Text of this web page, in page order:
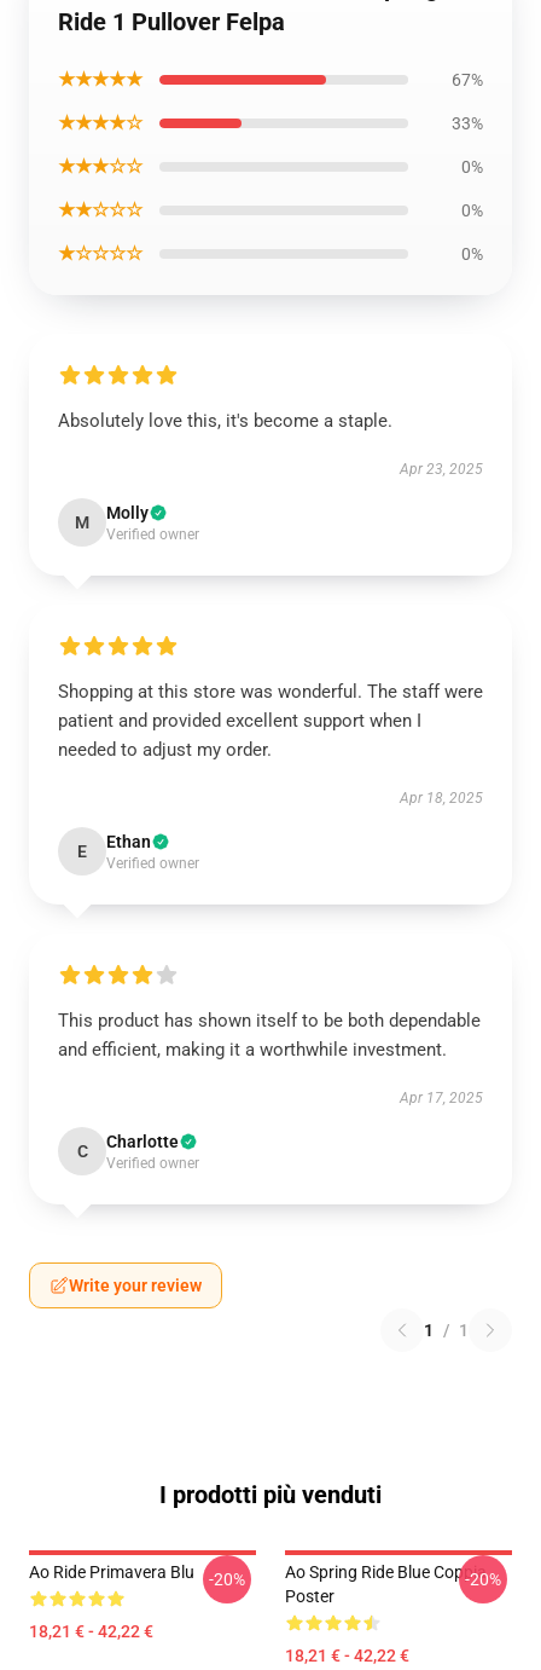
Ride 1 Pullover Felpa
★★★★★ 67%
★★★★☆ 33%
★★★☆☆ 0%
★★☆☆☆ 0%
★☆☆☆☆ 0%
Absolutely love this, it's become a staple.
Apr 23, 2025
M Molly
Verified owner
Shopping at this store was wonderful. The staff were
patient and provided excellent support when I
needed to adjust my order.
Apr 18, 2025
E Ethan
Verified owner
This product has shown itself to be both dependable
and efficient, making it a worthwhile investment.
Apr 17, 2025
C Charlotte
Verified owner
Write your review
1 / 1
I prodotti più venduti
Ao Ride Primavera Blu
18,21 € - 42,22 €
-20%
Ao Spring Ride Blue Coppia
Poster
18,21 € - 42,22 €
-20%